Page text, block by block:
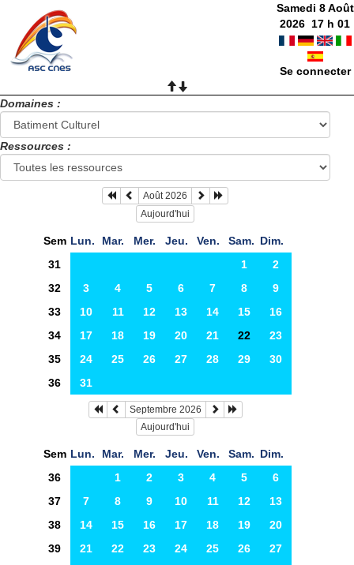
Samedi 8 Août
2026 17 h01
Se connecter
Domaines :
Ressources :
Août 2026
Aujourd'hui
Sem Lun. Mar. Mer. Jeu. Ven. Sam. Dim.
31
1
2
32
3 4 5 6 7 8
9
33
10 11 12 13 14 15
16
34
17 18 19 20 21 22
23
35
24 25 26 27 28 29
30
36
31
Septembre 2026
Aujourd'hui
Sem Lun. Mar. Mer. Jeu. Ven. Sam. Dim.
36
1 2 3 4 5
6
37
7 8 9 10 11 12
13
38
14 15 16 17 18 19
20
39
21 22 23 24 25 26
27